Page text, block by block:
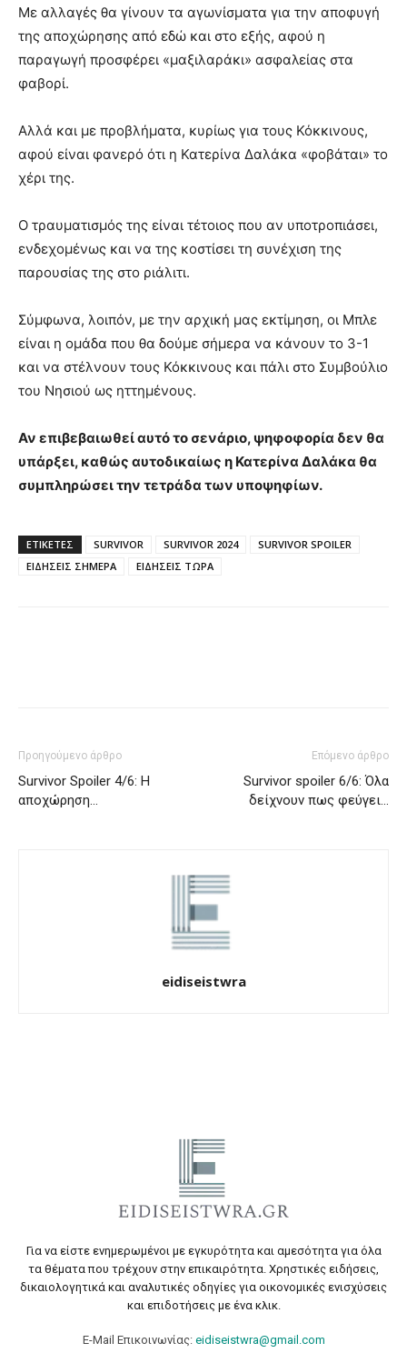
Με αλλαγές θα γίνουν τα αγωνίσματα για την αποφυγή
της αποχώρησης από εδώ και στο εξής, αφού η
παραγωγή προσφέρει «μαξιλαράκι» ασφαλείας στα
φαβορί.
Αλλά και με προβλήματα, κυρίως για τους Κόκκινους,
αφού είναι φανερό ότι η Κατερίνα Δαλάκα «φοβάται» το
χέρι της.
Ο τραυματισμός της είναι τέτοιος που αν υποτροπιάσει,
ενδεχομένως και να της κοστίσει τη συνέχιση της
παρουσίας της στο ριάλιτι.
Σύμφωνα, λοιπόν, με την αρχική μας εκτίμηση, οι Μπλε
είναι η ομάδα που θα δούμε σήμερα να κάνουν το 3-1
και να στέλνουν τους Κόκκινους και πάλι στο Συμβούλιο
του Νησιού ως ηττημένους.
Αν επιβεβαιωθεί αυτό το σενάριο, ψηφοφορία δεν θα
υπάρξει, καθώς αυτοδικαίως η Κατερίνα Δαλάκα θα
συμπληρώσει την τετράδα των υποψηφίων.
ΕΤΙΚΈΤΕΣ SURVIVOR SURVIVOR 2024
SURVIVOR SPOILER
ΕΙΔΗΣΕΙΣ ΣΗΜΕΡΑ
ΕΙΔΗΣΕΙΣ ΤΩΡΑ
Προηγούμενο άρθρο
Survivor Spoiler 4/6: Η
αποχώρηση…
Επόμενο άρθρο
Survivor spoiler 6/6: Όλα
δείχνουν πως φεύγει…
eidiseistwra
Για να είστε ενημερωμένοι με εγκυρότητα και αμεσότητα για όλα
τα θέματα που τρέχουν στην επικαιρότητα. Χρηστικές ειδήσεις,
δικαιολογητικά και αναλυτικές οδηγίες για οικονομικές ενισχύσεις
και επιδοτήσεις με ένα κλικ.
E-Mail Επικοινωνίας: eidiseistwra@gmail.com